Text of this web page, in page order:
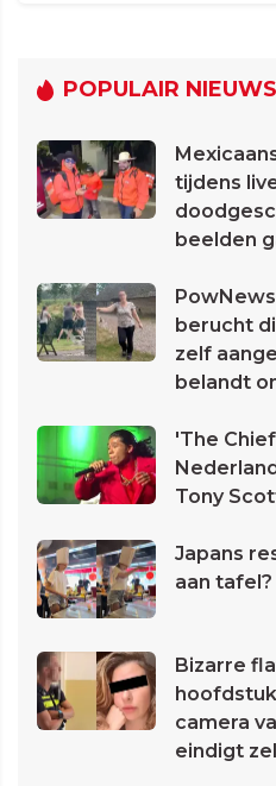
POPULAIR NIEUWS
tijdens
beelden
berucht
zelf
belandt
'The
Tony
Japans
aan
Bizarre
camera
eindigt